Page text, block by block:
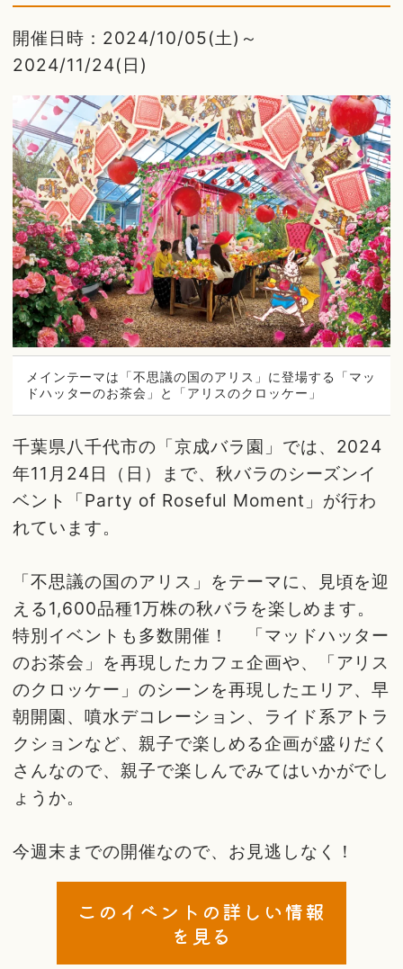
開催日時：2024/10/05(土)～
2024/11/24(日)
メインテーマは「不思議の国のアリス」に登場する「マッ
ドハッターのお茶会」と「アリスのクロッケー」
千葉県八千代市の「京成バラ園」では、2024
年11月24日（日）まで、秋バラのシーズンイ
ベント「Party of Roseful Moment」が行わ
れています。
「不思議の国のアリス」をテーマに、見頃を迎
える1,600品種1万株の秋バラを楽しめます。
特別イベントも多数開催！ 「マッドハッター
のお茶会」を再現したカフェ企画や、「アリス
のクロッケー」のシーンを再現したエリア、早
朝開園、噴水デコレーション、ライド系アトラ
クションなど、親子で楽しめる企画が盛りだく
さんなので、親子で楽しんでみてはいかがでし
ょうか。
今週末までの開催なので、お見逃しなく！
このイベントの詳しい情報
を見る